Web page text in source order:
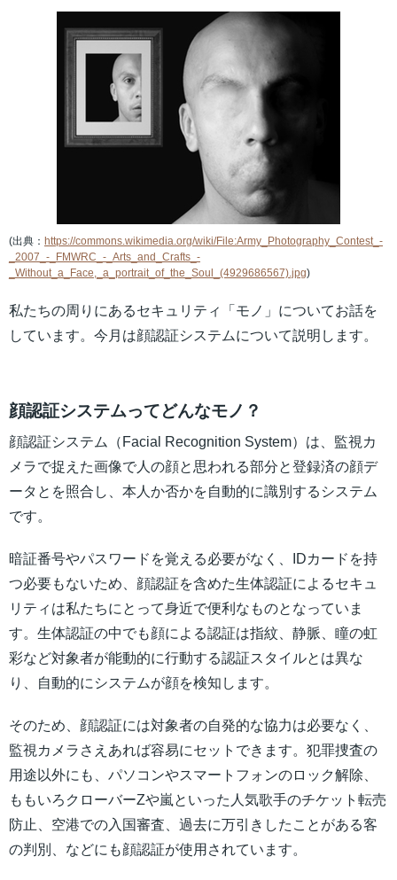
(出典： https://commons.wikimedia.org/wiki/File:Army_Photography_Contest_-
_2007_-_FMWRC_-_Arts_and_Crafts_-
_Without_a_Face,_a_portrait_of_the_Soul_(4929686567).jpg)
私たちの周りにあるセキュリティ「モノ」についてお話を
しています。今月は顔認証システムについて説明します。
顔認証システムってどんなモノ？
顔認証システム（Facial Recognition System）は、監視カ
メラで捉えた画像で人の顔と思われる部分と登録済の顔デ
ータとを照合し、本人か否かを自動的に識別するシステム
です。
暗証番号やパスワードを覚える必要がなく、IDカードを持
つ必要もないため、顔認証を含めた生体認証によるセキュ
リティは私たちにとって身近で便利なものとなっていま
す。生体認証の中でも顔による認証は指紋、静脈、瞳の虹
彩など対象者が能動的に行動する認証スタイルとは異な
り、自動的にシステムが顔を検知します。
そのため、顔認証には対象者の自発的な協力は必要なく、
監視カメラさえあれば容易にセットできます。犯罪捜査の
用途以外にも、パソコンやスマートフォンのロック解除、
ももいろクローバーZや嵐といった人気歌手のチケット転売
防止、空港での入国審査、過去に万引きしたことがある客
の判別、などにも顔認証が使用されています。